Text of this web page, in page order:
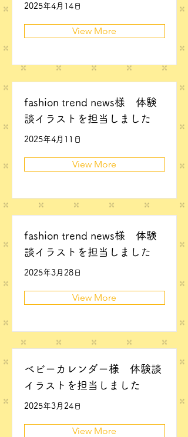
2025年4月14日
View More
fashion trend news様 体験
談イラストを担当しました
2025年4月11日
View More
fashion trend news様 体験
談イラストを担当しました
2025年3月28日
View More
ベビーカレンダー様 体験談
イラストを担当しました
2025年3月24日
View More